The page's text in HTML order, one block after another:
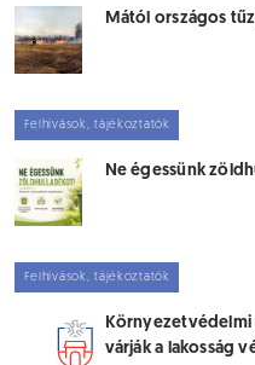
Mától országos
Felhívások, tájékoztatók
Ne égessünk
Felhívások, tájékoztatók
várják a lakosság